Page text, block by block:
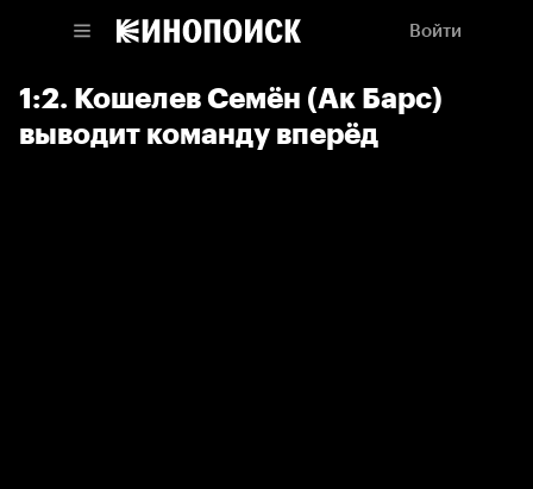
Войти
1:2. Кошелев Семён (Ак Барс)
выводит команду вперёд